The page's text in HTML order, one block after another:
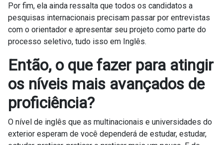
Por fim, ela ainda ressalta que todos os candidatos a
pesquisas internacionais precisam passar por entrevistas
com o orientador e apresentar seu projeto como parte do
processo seletivo, tudo isso em Inglês.
Então, o que fazer para atingir
os níveis mais avançados de
proficiência?
O nível de inglês que as multinacionais e universidades do
exterior esperam de você dependerá de estudar, estudar,